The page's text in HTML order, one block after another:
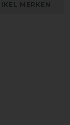
MERKEN